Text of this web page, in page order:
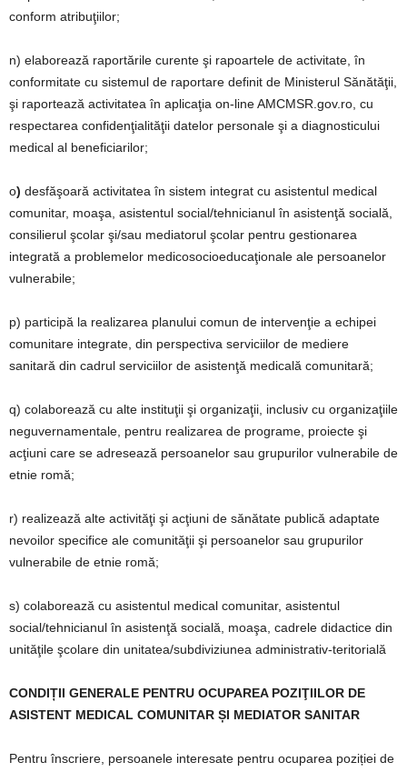
conform atribuţiilor;
n) elaborează raportările curente şi rapoartele de activitate, în
conformitate cu sistemul de raportare definit de Ministerul Sănătăţii,
şi raportează activitatea în aplicaţia on-line AMCMSR.gov.ro, cu
respectarea confidenţialităţii datelor personale şi a diagnosticului
medical al beneficiarilor;
o) desfăşoară activitatea în sistem integrat cu asistentul medical
comunitar, moaşa, asistentul social/tehnicianul în asistenţă socială,
consilierul şcolar şi/sau mediatorul şcolar pentru gestionarea
integrată a problemelor medicosocioeducaţionale ale persoanelor
vulnerabile;
p) participă la realizarea planului comun de intervenţie a echipei
comunitare integrate, din perspectiva serviciilor de mediere
sanitară din cadrul serviciilor de asistenţă medicală comunitară;
q) colaborează cu alte instituţii şi organizaţii, inclusiv cu organizaţiile
neguvernamentale, pentru realizarea de programe, proiecte şi
acţiuni care se adresează persoanelor sau grupurilor vulnerabile de
etnie romă;
r) realizează alte activităţi şi acţiuni de sănătate publică adaptate
nevoilor specifice ale comunităţii şi persoanelor sau grupurilor
vulnerabile de etnie romă;
s) colaborează cu asistentul medical comunitar, asistentul
social/tehnicianul în asistenţă socială, moaşa, cadrele didactice din
unităţile şcolare din unitatea/subdiviziunea administrativ-teritorială
CONDIȚII GENERALE PENTRU OCUPAREA POZIŢIILOR DE
ASISTENT MEDICAL COMUNITAR ȘI MEDIATOR SANITAR
Pentru înscriere, persoanele interesate pentru ocuparea poziției de